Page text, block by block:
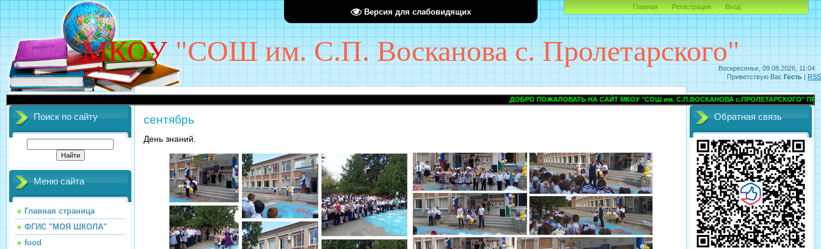
Версия для слабовидящих
Воскресенье, 09.08.2026, 11:04
Главная Регистрация Вход
МКОУ "СОШ им. С.П. Восканова с. Пролетарского"
Приветствую Вас Гость | RSS
ДОБРО ПОЖАЛОВАТЬ НА САЙТ МКОУ "СОШ им. С.П.ВОСКАНОВА с.ПРОЛЕТАРСКОГО" ПРОХЛАДНЕНСКОГО
Поиск по сайту
Меню сайта
Главная страница
ФГИС "МОЯ ШКОЛА"
food
сентябрь
День знаний.
Обратная связь